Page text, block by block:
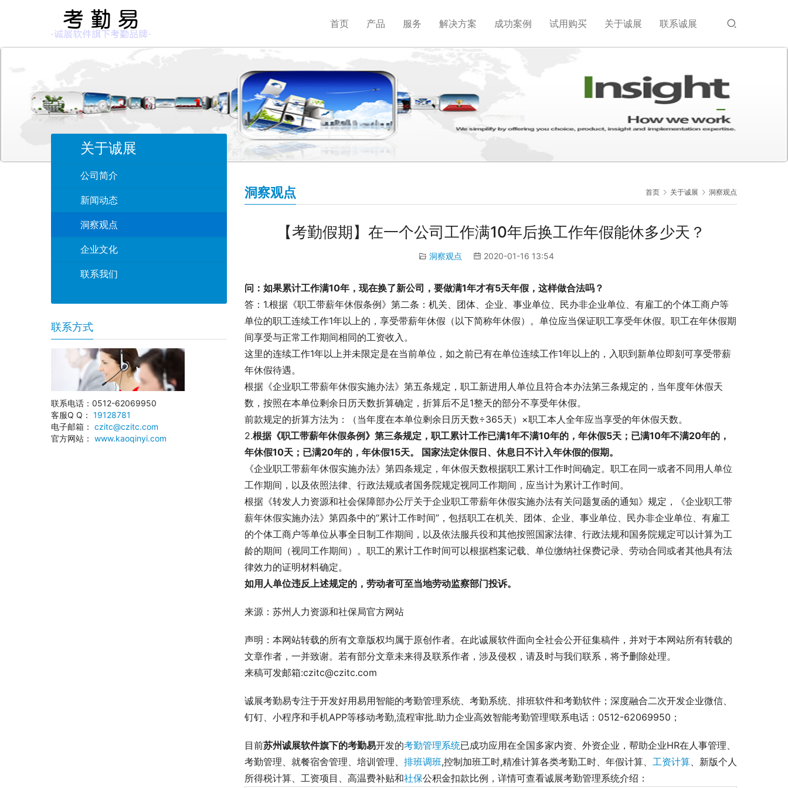
首页 产品 服务 解决方案 成功案例 试用购买 关于诚展 联系诚展
首页 关于诚展 洞察观点
洞察观点
【考勤假期】在一个公司工作满10年后换工作年假能休多少天？
洞察观点 2020-01-16 13:54
问：如果累计工作满10年，现在换了新公司，要做满1年才有5天年假，这样做合法吗？
答：1.根据《职工带薪年休假条例》第二条：机关、团体、企业、事业单位、民办非企业单位、有雇工的个体工商户等
单位的职工连续工作1年以上的，享受带薪年休假（以下简称年休假）。单位应当保证职工享受年休假。职工在年休假期
间享受与正常工作期间相同的工资收入。
这里的连续工作1年以上并未限定是在当前单位，如之前已有在单位连续工作1年以上的，入职到新单位即刻可享受带薪
年休假待遇。
根据《企业职工带薪年休假实施办法》第五条规定，职工新进用人单位且符合本办法第三条规定的，当年度年休假天
数，按照在本单位剩余日历天数折算确定，折算后不足1整天的部分不享受年休假。
前款规定的折算方法为：（当年度在本单位剩余日历天数÷365天）×职工本人全年应当享受的年休假天数。
2.根据《职工带薪年休假条例》第三条规定，职工累计工作已满1年不满10年的，年休假5天；已满10年不满20年的，
年休假10天；已满20年的，年休假15天。 国家法定休假日、休息日不计入年休假的假期。
《企业职工带薪年休假实施办法》第四条规定，年休假天数根据职工累计工作时间确定。职工在同一或者不同用人单位
工作期间，以及依照法律、行政法规或者国务院规定视同工作期间，应当计为累计工作时间。
根据《转发人力资源和社会保障部办公厅关于企业职工带薪年休假实施办法有关问题复函的通知》规定，《企业职工带
薪年休假实施办法》第四条中的“累计工作时间”，包括职工在机关、团体、企业、事业单位、民办非企业单位、有雇工
的个体工商户等单位从事全日制工作期间，以及依法服兵役和其他按照国家法律、行政法规和国务院规定可以计算为工
龄的期间（视同工作期间）。职工的累计工作时间可以根据档案记载、单位缴纳社保费记录、劳动合同或者其他具有法
律效力的证明材料确定。
如用人单位违反上述规定的，劳动者可至当地劳动监察部门投诉。
来源：苏州人力资源和社保局官方网站
声明：本网站转载的所有文章版权均属于原创作者。在此诚展软件面向全社会公开征集稿件，并对于本网站所有转载的
文章作者，一并致谢。若有部分文章未来得及联系作者，涉及侵权，请及时与我们联系，将予删除处理。
来稿可发邮箱:czitc@czitc.com
诚展考勤易专注于开发好用易用智能的考勤管理系统、考勤系统、排班软件和考勤软件；深度融合二次开发企业微信、
钉钉、小程序和手机APP等移动考勤,流程审批.助力企业高效智能考勤管理!联系电话：0512-62069950；
目前苏州诚展软件旗下的考勤易开发的考勤管理系统已成功应用在全国多家内资、外资企业，帮助企业HR在人事管理、
考勤管理、就餐宿舍管理、培训管理、 排班调班,控制加班工时,精准计算各类考勤工时、年假计算、 工资计算 、新版个人
所得税计算、工资项目、高温费补贴和社保公积金扣款比例，详情可查看诚展考勤管理系统介绍：
关于诚展
公司简介
新闻动态
洞察观点
企业文化
联系我们
联系方式
联系电话：0512-62069950
客服Q Q： 19128781
电子邮箱： czitc@czitc.com
官方网站： www.kaoqinyi.com